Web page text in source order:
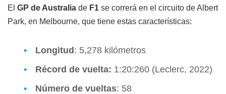
El GP de Australia de F1 se correrá en el circuito de Albert
Park, en Melbourne, que tiene estas características:
Longitud: 5,278 kilómetros
Récord de vuelta: 1:20:260 (Leclerc, 2022)
Número de vueltas: 58